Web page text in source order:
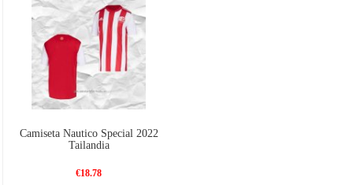
Camiseta Nautico Special 2022
Tailandia
€18.78